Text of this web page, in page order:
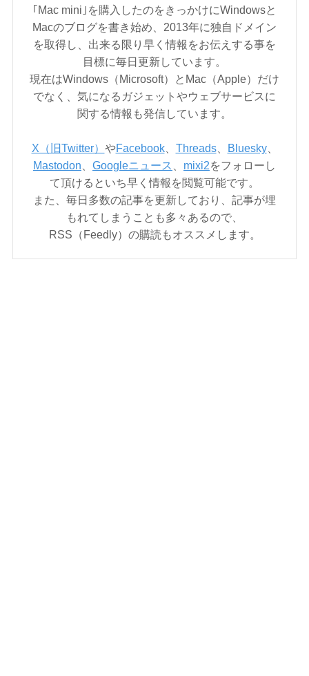
｢Mac mini｣を購入したのをきっかけにWindowsと
Macのブログを書き始め、2013年に独自ドメイン
を取得し、出来る限り早く情報をお伝えする事を
目標に毎日更新しています。
現在はWindows（Microsoft）とMac（Apple）だけ
でなく、気になるガジェットやウェブサービスに
関する情報も発信しています。
X（旧Twitter） やFacebook、 Threads、 Bluesky、
Mastodon
Googleニュース mixi2をフォローし
て頂けるといち早く情報を閲覧可能です。
また、毎日多数の記事を更新しており、記事が埋
もれてしまうことも多々あるので、
RSS（Feedly）の購読もオススメします。